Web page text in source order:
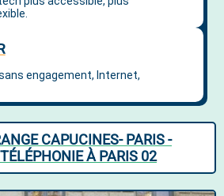
CAPUCINES- PARIS -
À PARIS 02